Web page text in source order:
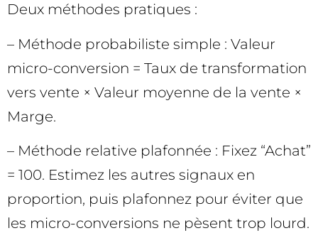
Deux méthodes pratiques :
– Méthode probabiliste simple : Valeur
micro-conversion = Taux de transformation
vers vente × Valeur moyenne de la vente ×
Marge.
– Méthode relative plafonnée : Fixez “Achat”
= 100. Estimez les autres signaux en
proportion, puis plafonnez pour éviter que
les micro-conversions ne pèsent trop lourd.